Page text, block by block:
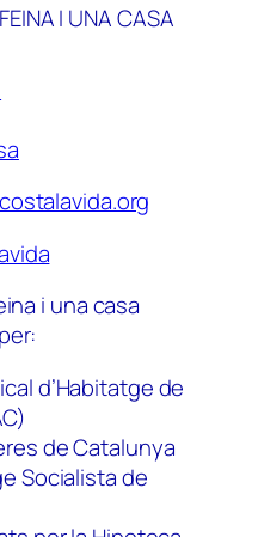
I UNA CASA
i una casa
d’Habitatge de
de Catalunya
Socialista de